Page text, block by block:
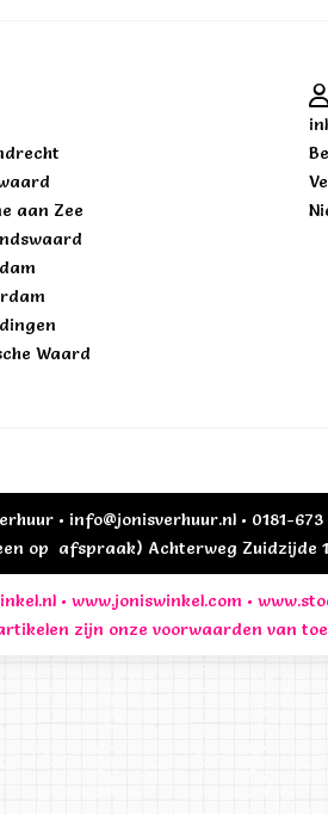
aan Zee
Waard
• info@jonisverhuur.nl • 0181-673
op afspraak) Achterweg Zuidzijde
• www.joniswinkel.com •
zijn onze voorwaarden van